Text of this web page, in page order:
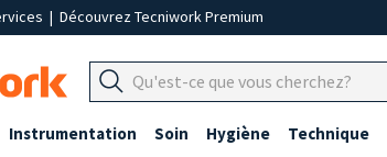
| Découvrez Tecniwork Premium
Instrumentation Soin Hygiène Technique